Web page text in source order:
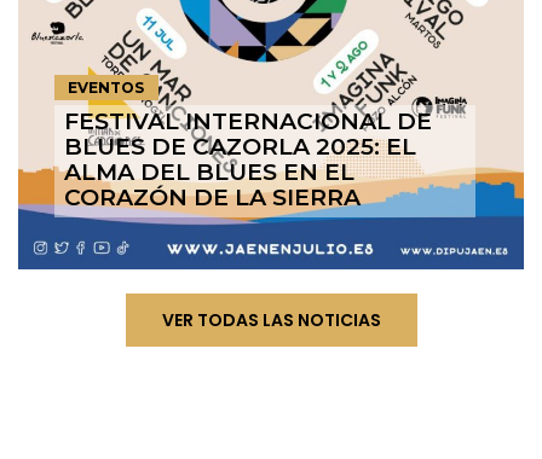
EVENTOS
FESTIVAL INTERNACIONAL DE
BLUES DE CAZORLA 2025: EL
ALMA DEL BLUES EN EL
CORAZÓN DE LA SIERRA
VER TODAS LAS NOTICIAS